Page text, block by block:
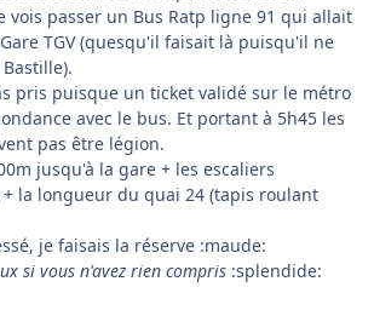
vois passer un Bus Ratp ligne 91 qui allait
TGV (quesqu'il faisait là puisqu'il ne
pris puisque un ticket validé sur le métro
avec le bus. Et portant à 5h45 les
pas être légion.
jusqu'à la gare + les escaliers
+ la longueur du quai 24 (tapis roulant
je faisais la réserve :maude:
si vous n'avez rien compris :splendide: